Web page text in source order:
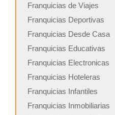
Franquicias de Viajes
Franquicias Deportivas
Franquicias Desde Casa
Franquicias Educativas
Franquicias Electronicas
Franquicias Hoteleras
Franquicias Infantiles
Franquicias Inmobiliarias